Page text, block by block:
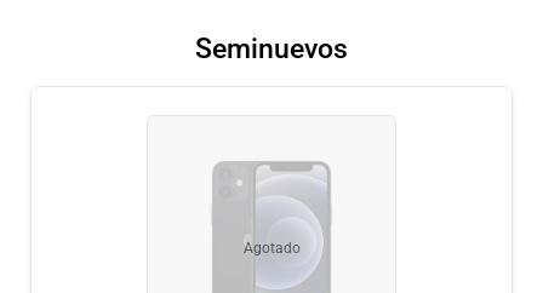
Seminuevos
Agotado